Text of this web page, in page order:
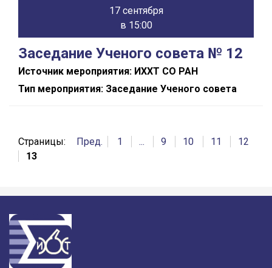
17 сентября
в 15:00
Заседание Ученого совета № 12
Источник мероприятия: ИХХТ СО РАН
Тип мероприятия: Заседание Ученого совета
Страницы: Пред. 1 ... 9 10 11
12
13